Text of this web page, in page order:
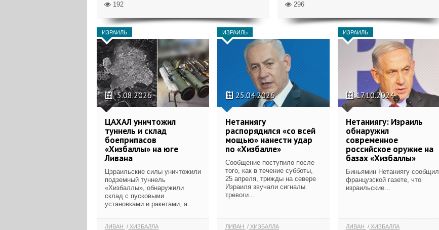
192 296
ИЗРАИЛЬ
5.08.2026
ЦАХАЛ уничтожил
туннель и склад
боеприпасов
«Хизбаллы» на юге
Ливана
Цзраильские силы уничтожили
подземный туннель
«Хизбаллы», обнаружили
склад с пусковыми
установками и ракетами, а...
ЛИВАН ХИЗБАЛЛА
ИЗРАИЛЬ
25.04.2026
Нетаниягу
распорядился «со всей
мощью» нанести удар
по «Хизбалле»
Сообщение поступило после
того, как в течение субботы,
25 апреля, трижды на севере
Израиля звучали сигналы
тревоги...
ЛИВАН ХИЗБАЛЛА
ИЗРАИЛЬ
17.10.2024
Нетаниягу: Израиль
обнаружил
современное
российское оружие на
базах «Хизбаллы»
Биньямин Нетаниягу сообщил
французской газете, что
израильские...
ЛИВАН ХИЗБАЛЛА